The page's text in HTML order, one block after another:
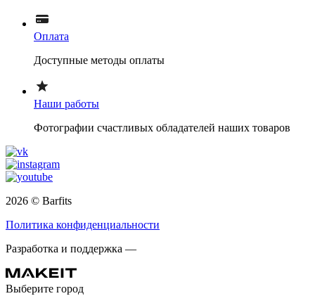
Оплата
Доступные методы оплаты
Наши работы
Фотографии счастливых обладателей наших товаров
2026 © Barfits
Политика конфиденциальности
Разработка и поддержка —
Выберите город